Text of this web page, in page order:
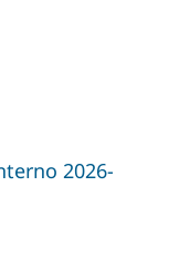
2026-